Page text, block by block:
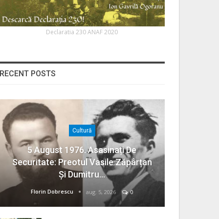
Declaratia 230 ANAF 2020
POSTS
Cultură
5 August 1976. Asasinați De
Securitate: Preotul Vasile Zăpârțan
Și Dumitru…
Florin Dobrescu aug. 5, 2026 0